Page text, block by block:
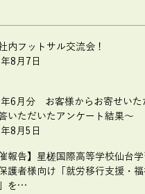
内フットサル交流会！
8月7日
年6月分 お客様からお寄せい
いただいたアンケート結果～
8月5日
催報告】星槎国際高等学校仙台
護者様向け「就労移行支援・
を…